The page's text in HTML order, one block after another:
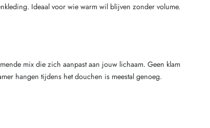
Ideaal voor wie warm wil blijven zonder volume.
mix die zich aanpast aan jouw lichaam. Geen klam
hangen tijdens het douchen is meestal genoeg.